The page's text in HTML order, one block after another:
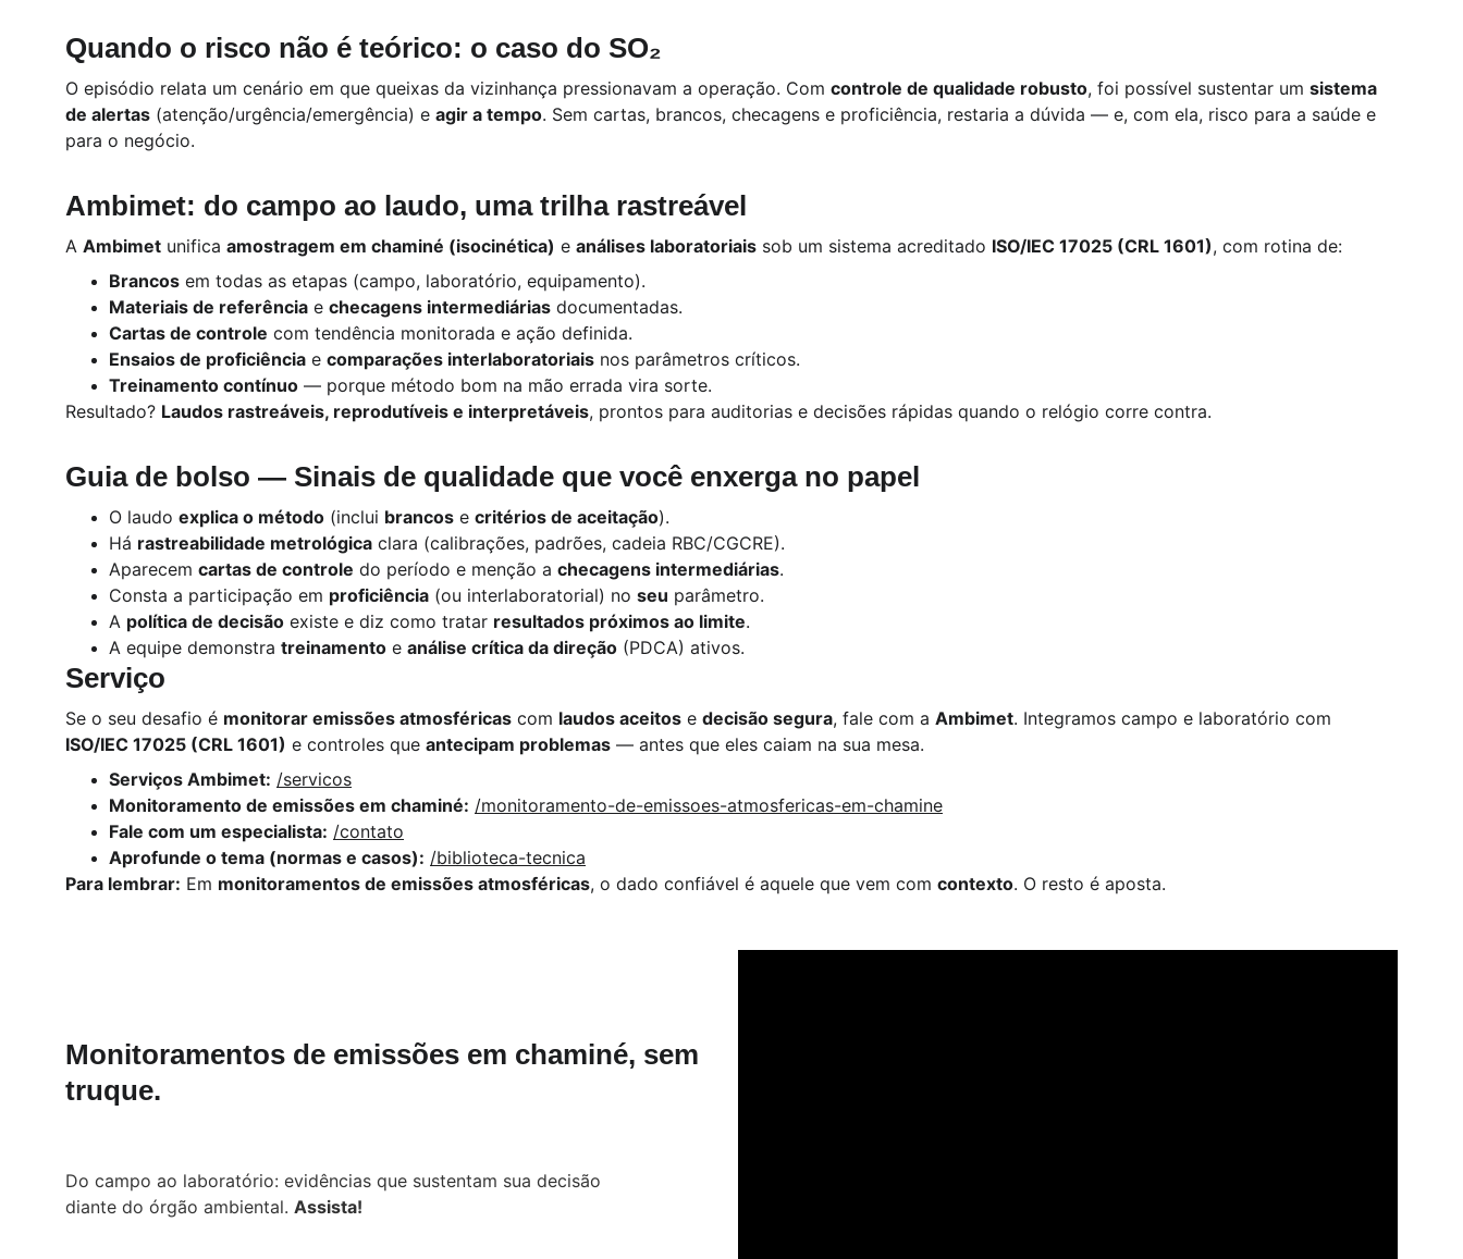
Quando o risco não é teórico: o caso do SO₂
O episódio relata um cenário em que queixas da vizinhança pressionavam a operação. Com controle de qualidade robusto, foi possível sustentar um sistema
de alertas (atenção/urgência/emergência) e agir a tempo. Sem cartas, brancos, checagens e proficiência, restaria a dúvida — e, com ela, risco para a saúde e
para o negócio.
Ambimet: do campo ao laudo, uma trilha rastreável
A Ambimet unifica amostragem em chaminé (isocinética) e análises laboratoriais sob um sistema acreditado ISO/IEC 17025 (CRL 1601), com rotina de:
Brancos em todas as etapas (campo, laboratório, equipamento).
Materiais de referência e checagens intermediárias documentadas.
Cartas de controle com tendência monitorada e ação definida.
Ensaios de proficiência e comparações interlaboratoriais nos parâmetros críticos.
Treinamento contínuo — porque método bom na mão errada vira sorte.
Resultado? Laudos rastreáveis, reprodutíveis e interpretáveis, prontos para auditorias e decisões rápidas quando o relógio corre contra.
Guia de bolso — Sinais de qualidade que você enxerga no papel
O laudo explica o método (inclui brancos e critérios de aceitação).
Há rastreabilidade metrológica clara (calibrações, padrões, cadeia RBC/CGCRE).
Aparecem cartas de controle do período e menção a checagens intermediárias.
Consta a participação em proficiência (ou interlaboratorial) no seu parâmetro.
A política de decisão existe e diz como tratar resultados próximos ao limite.
A equipe demonstra treinamento e análise crítica da direção (PDCA) ativos.
Serviço
Se o seu desafio é monitorar emissões atmosféricas com laudos aceitos e decisão segura, fale com a Ambimet. Integramos campo e laboratório com
ISO/IEC 17025 (CRL 1601) e controles que antecipam problemas — antes que eles caiam na sua mesa.
Serviços Ambimet: /servicos
Monitoramento de emissões em chaminé: /monitoramento-de-emissoes-atmosfericas-em-chamine
Fale com um especialista: /contato
Aprofunde o tema (normas e casos): /biblioteca-tecnica
Para lembrar: Em monitoramentos de emissões atmosféricas, o dado confiável é aquele que vem com contexto. O resto é aposta.
Monitoramentos de emissões em chaminé, sem
truque.
Do campo ao laboratório: evidências que sustentam sua decisão
diante do órgão ambiental. Assista!